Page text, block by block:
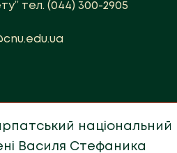
тел. (044) 300-2905
національний
Василя Стефаника